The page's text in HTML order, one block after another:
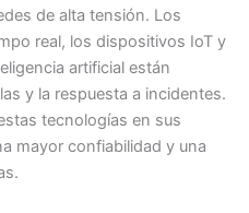
de alta tensión. Los
real, los dispositivos IoT y
artificial están
y la respuesta a incidentes.
tecnologías en sus
mayor confiabilidad y una